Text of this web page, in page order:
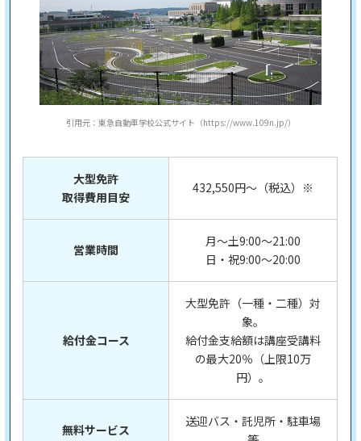
引用元：東急自動車学校公式サイト（https://www.109n.jp/）
大型免許
取得費用目安
432,550円～（税込）※
営業時間
月～土9:00～21:00
日・祝9:00～20:00
給付金コース
大型免許（一種・二種）対
象。
給付金支給額は講座受講料
の最大20％（上限10万
円）。
無料サービス
送迎バス・託児所・駐車場